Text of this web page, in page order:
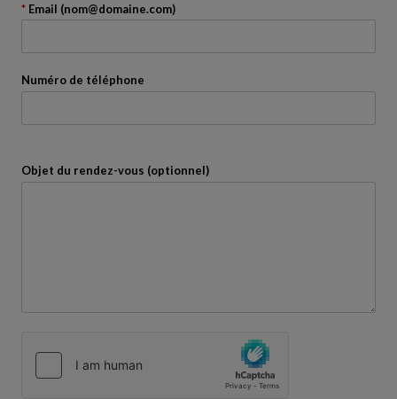
Email (nom@domaine.com)
Numéro de téléphone
Objet du rendez-vous (optionnel)